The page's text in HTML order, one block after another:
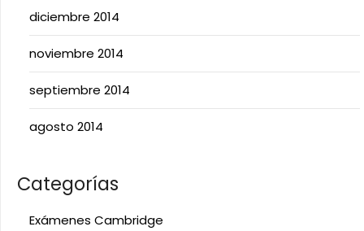
diciembre 2014
noviembre 2014
septiembre 2014
agosto 2014
Categorías
Exámenes Cambridge